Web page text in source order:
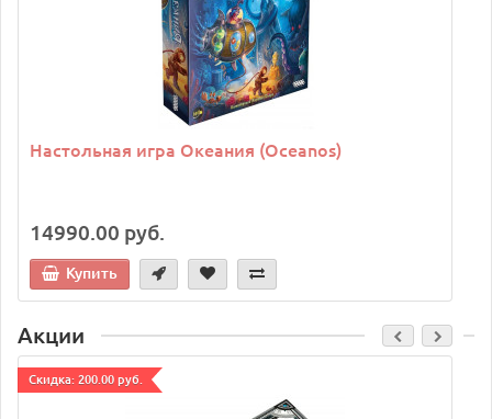
Настольная игра Океания (Oceanos)
14990.00 руб.
Купить
Акции
Cкидка: 200.00 руб.